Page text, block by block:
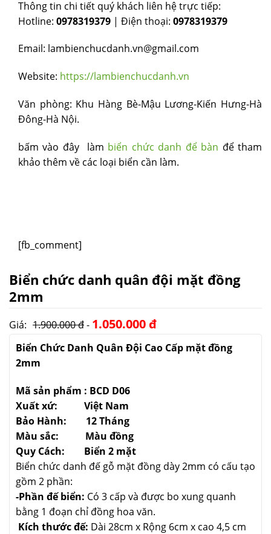
Thông tin chi tiết quý khách liên hệ trực tiếp:
Hotline: 0978319379 | Điện thoại: 0978319379
Email: lambienchucdanh.vn@gmail.com
Website: https://lambienchucdanh.vn
Văn phòng: Khu Hàng Bè-Mậu Lương-Kiến Hưng-Hà
Đông-Hà Nội.
bấm vào đây làm biển chức danh để bàn để tham
khảo thêm về các loại biển cần làm.
[fb_comment]
Biển chức danh quân đội mặt đồng
2mm
Giá: 1.900.000 đ- 1.050.000 đ
Biển Chức Danh Quân Đội Cao Cấp mặt đồng
2mm
Mã sản phẩm : BCD D06
Xuất xứ: Việt Nam
Bảo Hành: 12 Tháng
Màu sắc: Màu đồng
Quy Cách: Biển 2 mặt
Biển chức danh đế gỗ mặt đồng dày 2mm có cấu tạo
gồm 2 phần:
-Phần đế biển: Có 3 cấp và được bo xung quanh
bằng 1 đoạn chỉ đồng hoa văn.
Kích thước đế: Dài 28cm x Rộng 6cm x cao 4,5 cm